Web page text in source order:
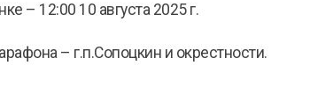
– 12:00 10 августа 2025 г.
– г.п.Сопоцкин и окрестности.